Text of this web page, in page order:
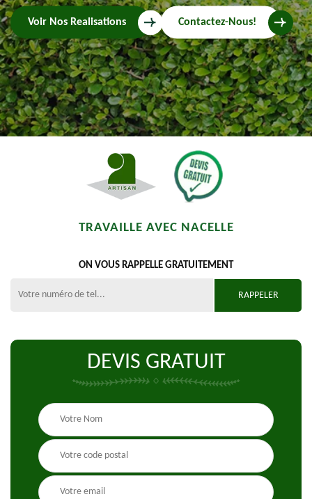
Voir Nos Realisations Contactez-Nous!
TRAVAILLE AVEC NACELLE
ON VOUS RAPPELLE GRATUITEMENT
DEVIS GRATUIT